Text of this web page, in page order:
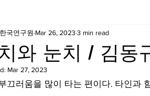
릴레이 칼럼 리뷰 대 리뷰
와 눈치 / 김동
한국연구원 Mar 26, 2023 3 min read
Mar 27, 2023
끄러움을 많이 타는 편이다. 타인과